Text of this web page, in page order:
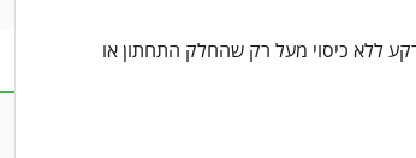
ללא כיסוי מעל רק שהחלק התחתון או